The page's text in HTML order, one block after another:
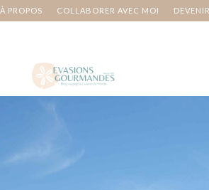
À PROPOS COLLABORER AVEC MOI